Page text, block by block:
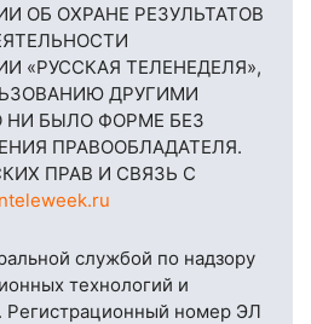
ОБ ОХРАНЕ РЕЗУЛЬТАТОВ
«РУССКАЯ ТЕЛЕНЕДЕЛЯ»,
ДРУГИМИ
БЫЛО ФОРМЕ БЕЗ
ПРАВООБЛАДАТЕЛЯ.
ПРАВ И СВЯЗЬ С
службой по надзору
технологий и
Регистрационный номер ЭЛ